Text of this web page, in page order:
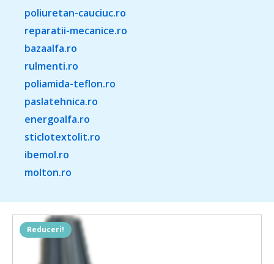
poliuretan-cauciuc.ro
reparatii-mecanice.ro
bazaalfa.ro
rulmenti.ro
poliamida-teflon.ro
paslatehnica.ro
energoalfa.ro
sticlotextolit.ro
ibemol.ro
molton.ro
Reduceri!